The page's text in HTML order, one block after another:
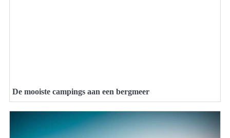
De mooiste campings aan een bergmeer